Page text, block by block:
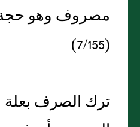
مصروف وهو
(7/155)
ترك الصرف